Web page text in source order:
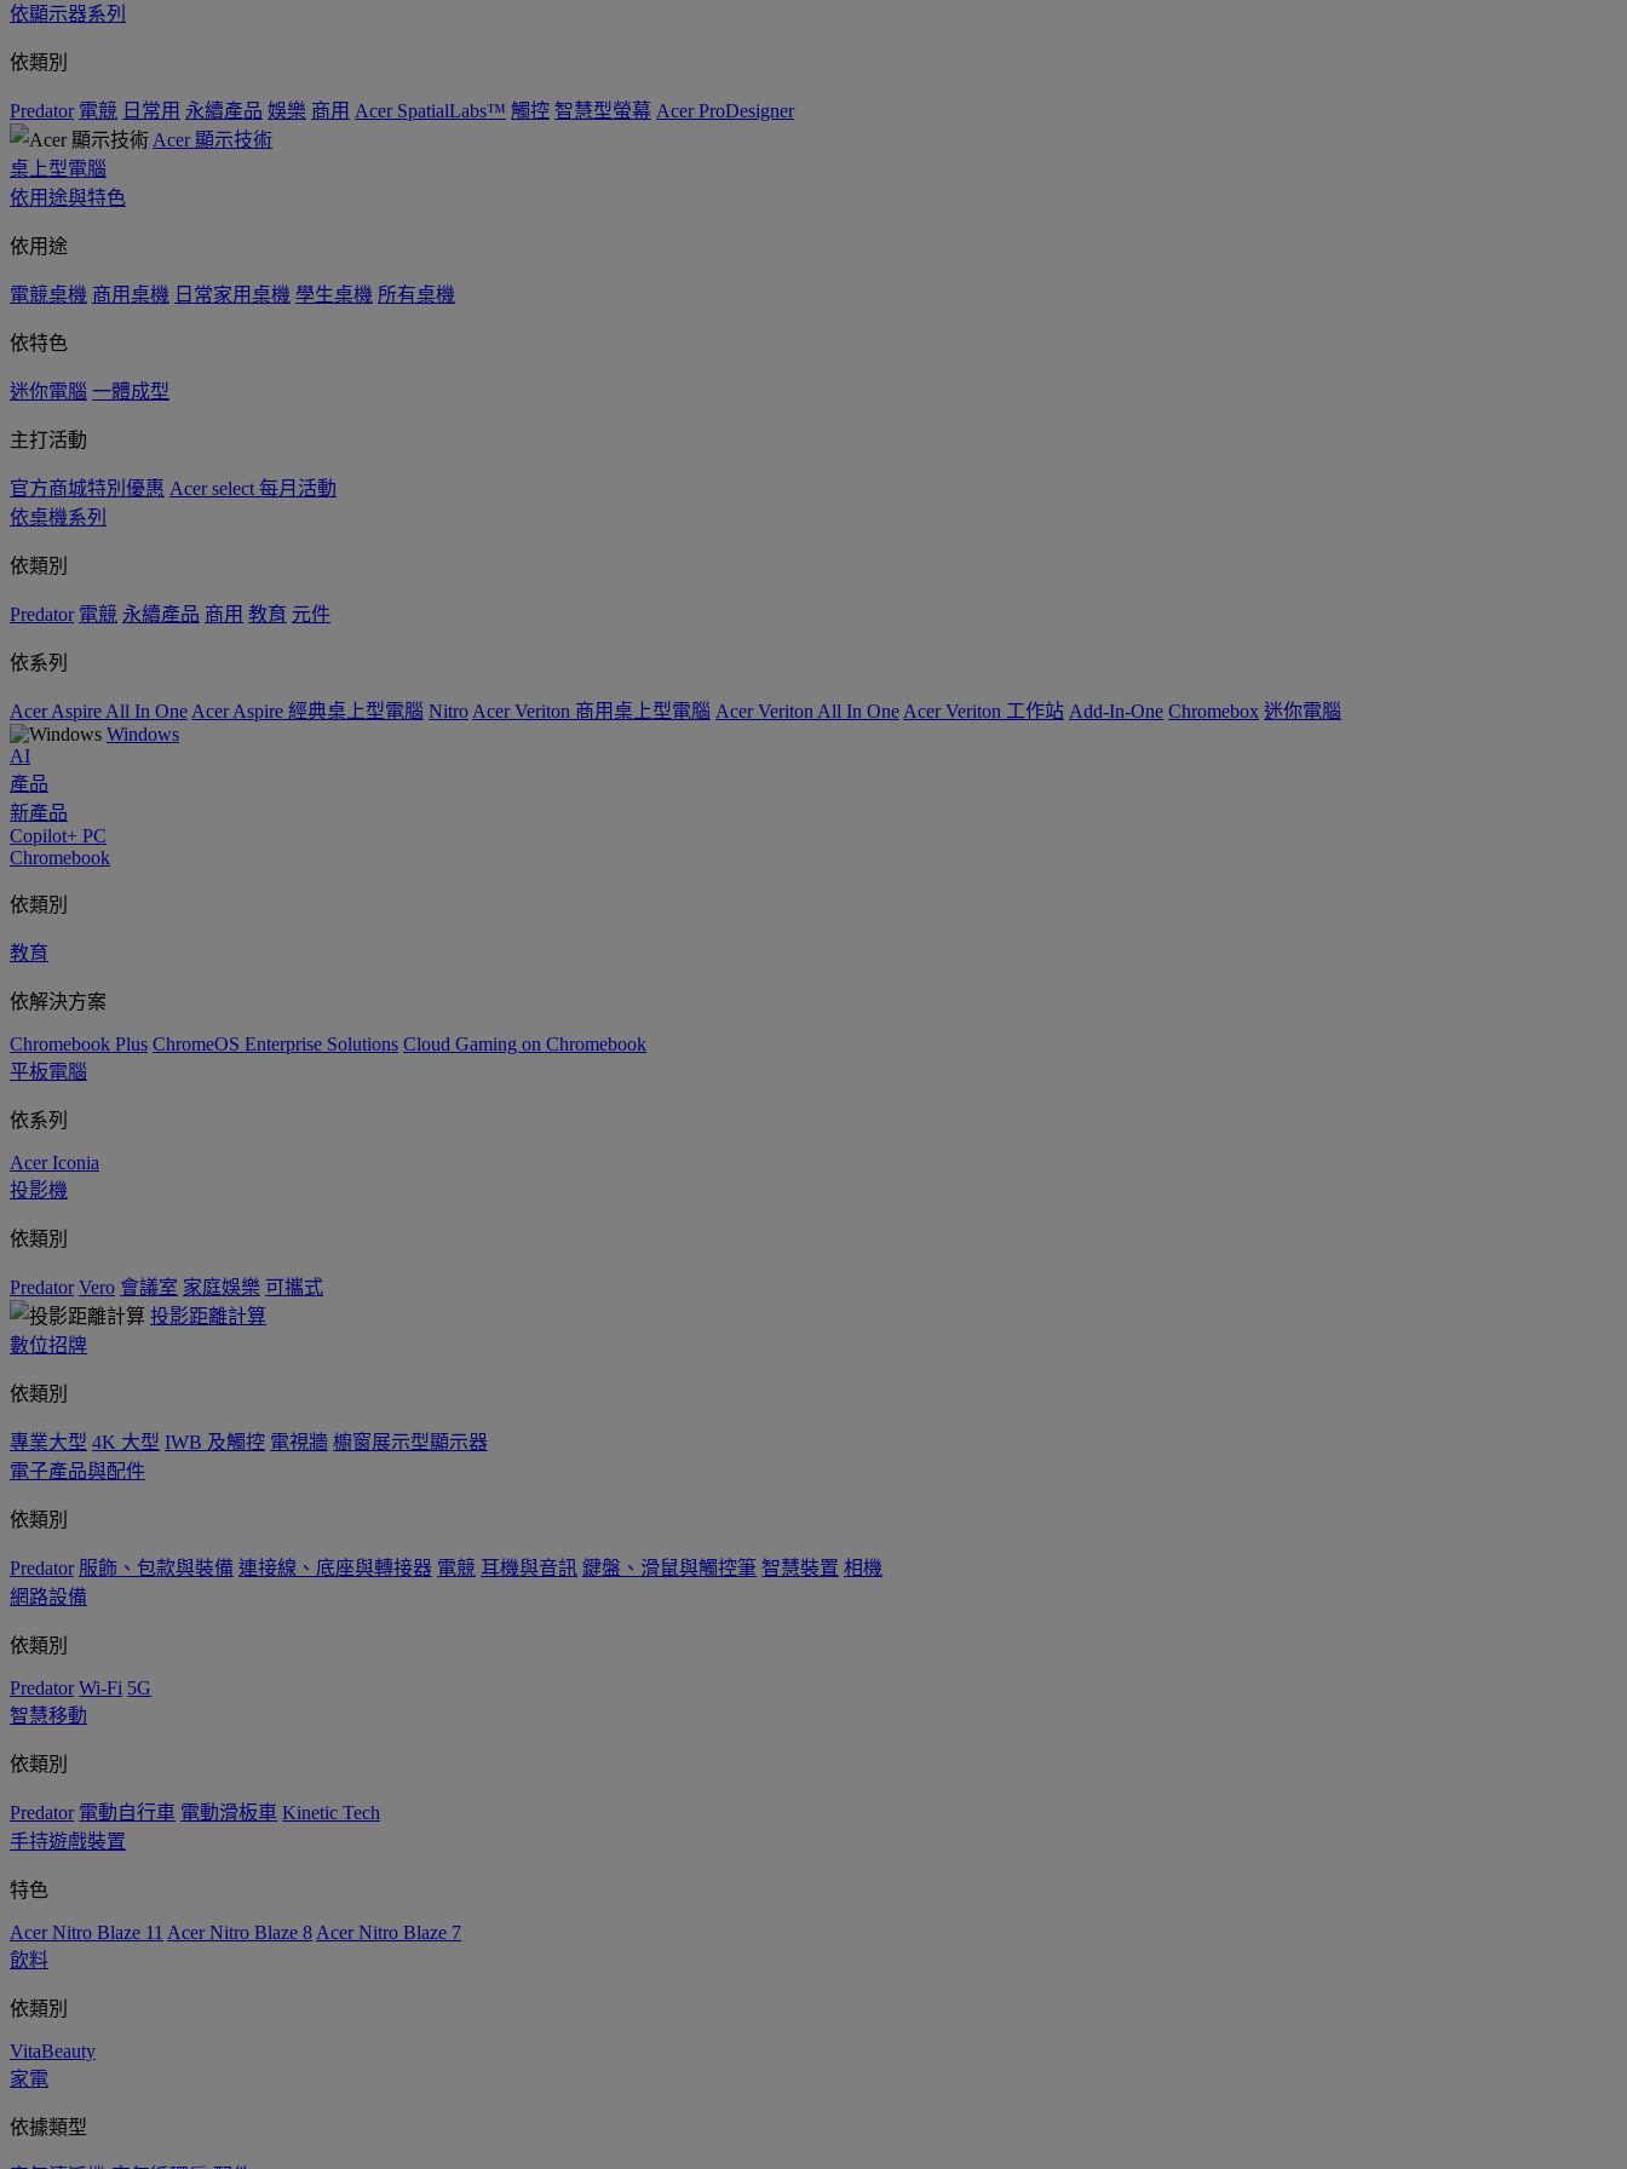
依顯示器系列
依類別
Predator 電競 日常用 永續產品 娛樂 商用 Acer SpatialLabs™ 觸控 智慧型螢幕 Acer ProDesigner
Acer 顯示技術
桌上型電腦
依用途與特色
依用途
電競桌機 商用桌機 日常家用桌機 學生桌機 所有桌機
依特色
迷你電腦 一體成型
主打活動
官方商城特別優惠 Acer select 每月活動
依桌機系列
依類別
Predator 電競 永續產品 商用 教育 元件
依系列
Acer Aspire All In One Acer Aspire 經典桌上型電腦 Nitro Acer Veriton 商用桌上型電腦 Acer Veriton All In One Acer Veriton 工作站 Add-In-One Chromebox 迷你電腦
Windows
AI
產品
新產品
Copilot+ PC
Chromebook
依類別
教育
依解決方案
Chromebook Plus ChromeOS Enterprise Solutions Cloud Gaming on Chromebook
平板電腦
依系列
Acer Iconia
投影機
依類別
Predator Vero 會議室 家庭娛樂 可攜式
投影距離計算
數位招牌
依類別
專業大型 4K 大型 IWB 及觸控 電視牆 櫥窗展示型顯示器
電子產品與配件
依類別
Predator 服飾、包款與裝備 連接線、底座與轉接器 電競 耳機與音訊 鍵盤、滑鼠與觸控筆 智慧裝置 相機
網路設備
依類別
Predator Wi-Fi 5G
智慧移動
依類別
Predator 電動自行車 電動滑板車 Kinetic Tech
手持遊戲裝置
特色
Acer Nitro Blaze 11 Acer Nitro Blaze 8 Acer Nitro Blaze 7
飲料
依類別
VitaBeauty
家電
依據類型